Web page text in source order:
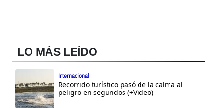
LO MÁS LEÍDO
Internacional
Recorrido turístico pasó de la calma al
peligro en segundos (+Video)